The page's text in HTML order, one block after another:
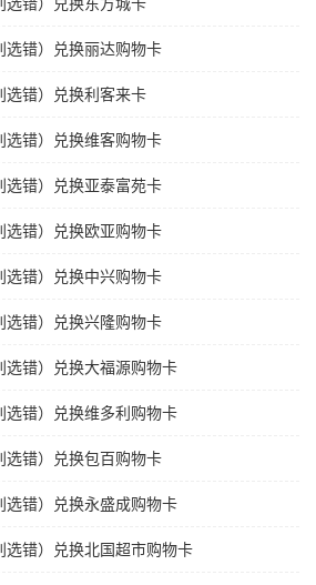
选错）兑换丽达购物卡
选错）兑换利客来卡
选错）兑换维客购物卡
选错）兑换亚泰富苑卡
选错）兑换欧亚购物卡
选错）兑换中兴购物卡
选错）兑换兴隆购物卡
错）兑换大福源购物卡
错）兑换维多利购物卡
选错）兑换包百购物卡
错）兑换永盛成购物卡
错）兑换北国超市购物卡